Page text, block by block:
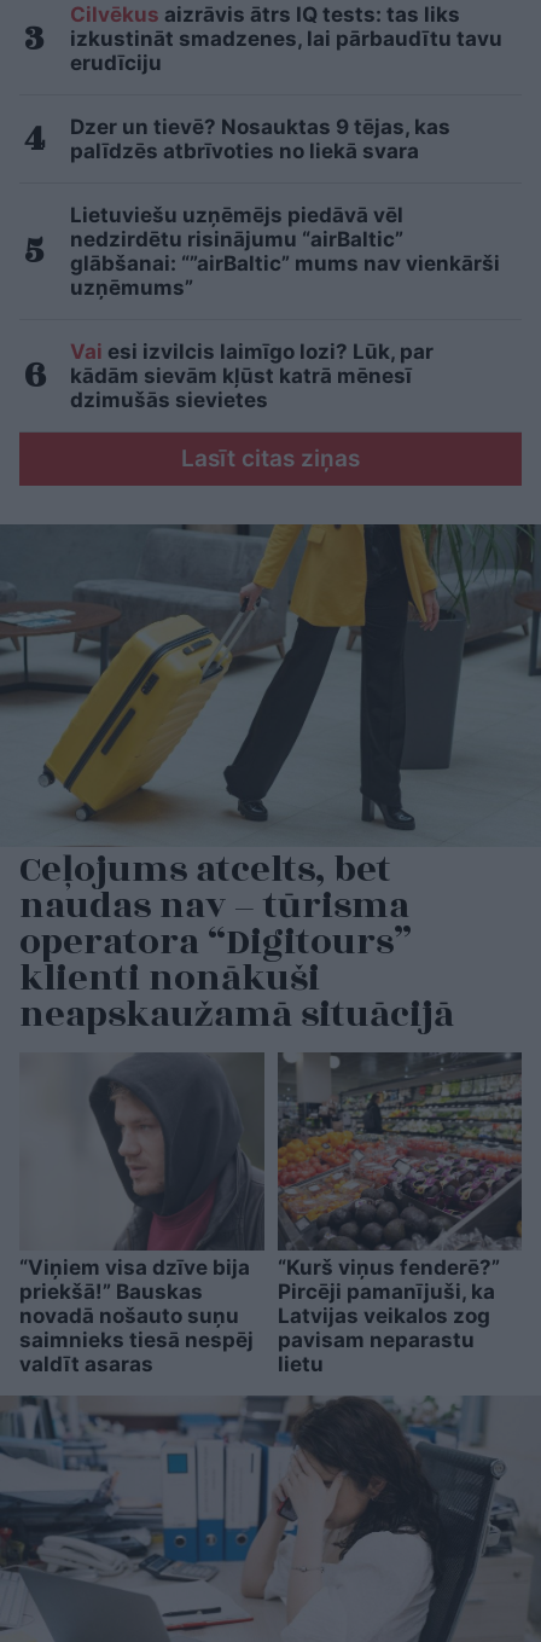
Cilvēkus aizrāvis ātrs IQ tests: tas liks
izkustināt smadzenes, lai pārbaudītu tavu
erudīciju
Dzer un tievē? Nosauktas 9 tējas, kas
palīdzēs atbrīvoties no liekā svara
Lietuviešu uzņēmējs piedāvā vēl
nedzirdētu risinājumu “airBaltic”
glābšanai: “”airBaltic” mums nav vienkārši
uzņēmums”
Vai esi izvilcis laimīgo lozi? Lūk, par
kādām sievām kļūst katrā mēnesī
dzimušās sievietes
Lasīt citas ziņas
Ceļojums atcelts, bet
naudas nav – tūrisma
operatora “Digitours”
klienti nonākuši
neapskaužamā situācijā
“Viņiem visa dzīve bija
priekšā!” Bauskas
novadā nošauto suņu
saimnieks tiesā nespēj
valdīt asaras
“Kurš viņus fenderē?”
Pircēji pamanījuši, ka
Latvijas veikalos zog
pavisam neparastu
lietu